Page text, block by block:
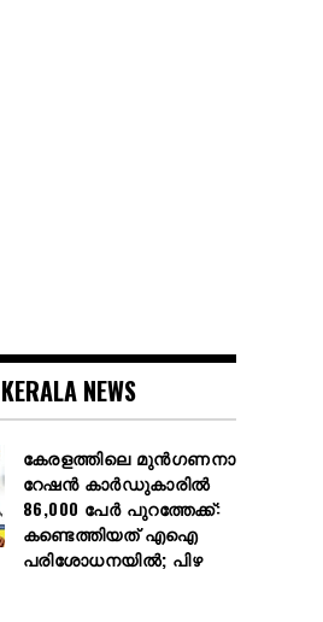
KERALA NEWS
കേരളത്തിലെ മുൻഗണനാ
റേഷൻ കാർഡുകാരിൽ
86,000 പേർ പുറത്തേക്ക്:
കണ്ടെത്തിയത് എഐ
പരിശോധനയിൽ; പിഴ